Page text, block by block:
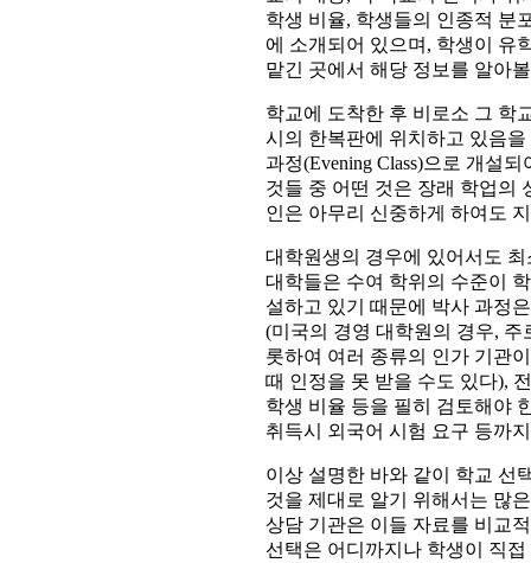
학생 비율, 학생들의 인종적 분
에 소개되어 있으며, 학생이 유
맡긴 곳에서 해당 정보를 알아
학교에 도착한 후 비로소 그 학
시의 한복판에 위치하고 있음
과정(Evening Class)으로 개설
것들 중 어떤 것은 장래 학업의
인은 아무리 신중하게 하여도
대학원생의 경우에 있어서도
대학들은 수여 학위의 수준이
설하고 있기 때문에 박사 과정
(미국의 경영 대학원의 경우,
롯하여 여러 종류의 인가 기관
때 인정을 못 받을 수도 있다),
학생 비율 등을 필히 검토해야
취득시 외국어 시험 요구 등까
이상 설명한 바와 같이 학교 선
것을 제대로 알기 위해서는 많
상담 기관은 이들 자료를 비교
선택은 어디까지나 학생이 직